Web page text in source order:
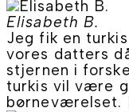
Elisabeth B.
Jeg fik en
vores datters
stjernen i
turkis vil være
børneværelset.